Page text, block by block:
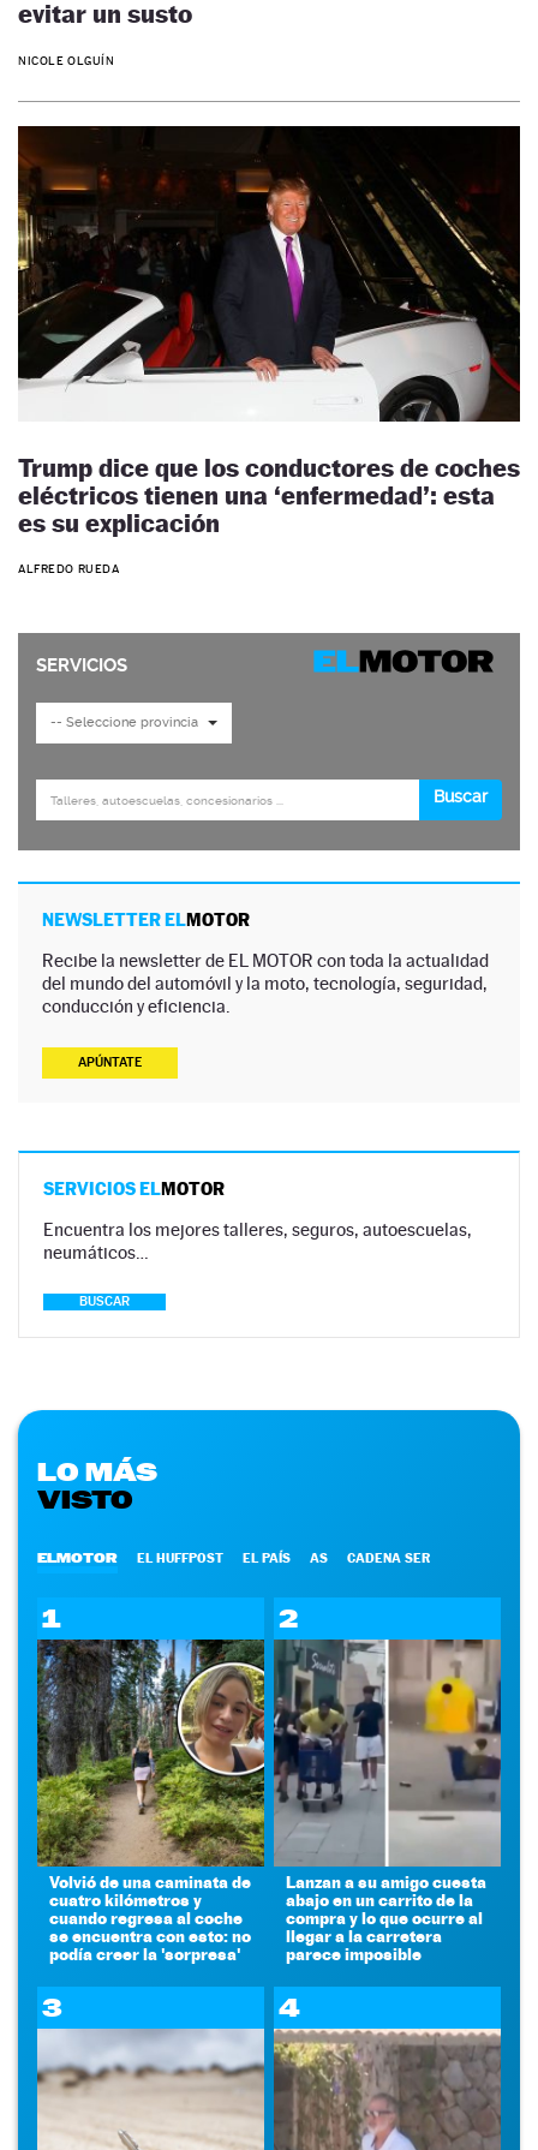
evitar un susto
NICOLE OLGUÍN
Trump dice que los conductores de coches
eléctricos tienen una ‘enfermedad’: esta
es su explicación
ALFREDO RUEDA
NEWSLETTER ELMOTOR
Recibe la newsletter de EL MOTOR con toda la actualidad
del mundo del automóvil y la moto, tecnología, seguridad,
conducción y eficiencia.
APÚNTATE
SERVICIOS ELMOTOR
Encuentra los mejores talleres, seguros, autoescuelas,
neumáticos…
BUSCAR
LO MÁS
VISTO
ELMOTOR EL HUFFPOST EL PAÍS AS CADENA SER
1
Volvió de una caminata de
cuatro kilómetros y
cuando regresa al coche
se encuentra con esto: no
podía creer la 'sorpresa'
2
Lanzan a su amigo cuesta
abajo en un carrito de la
compra y lo que ocurre al
llegar a la carretera
parece imposible
3 4